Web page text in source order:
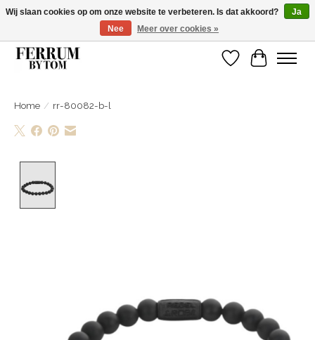
Wij zijn gelsoten van 14 tm 18 februari
Verlanglijst
Home / rr-80082-b-l
Wij slaan cookies op om onze website te verbeteren. Is dat akkoord?
Ja
Nee
Meer over cookies »